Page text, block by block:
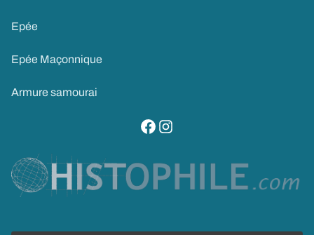
Epée
Epée Maçonnique
Armure samourai
visitez notre page facebook
suivez notre compte instagram